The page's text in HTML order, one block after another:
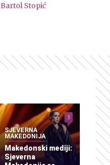
Bartol Stopić
SJEVERNA
MAKEDONIJA
Makedonski mediji:
Sjeverna
3